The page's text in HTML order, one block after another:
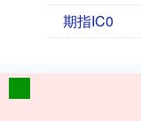
期指IC0